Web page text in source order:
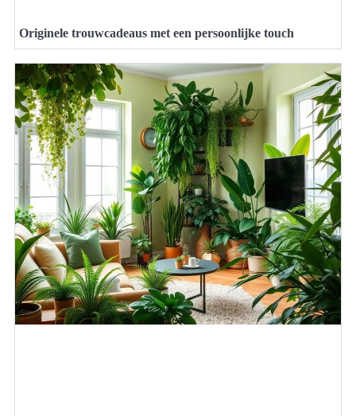
Originele trouwcadeaus met een persoonlijke touch